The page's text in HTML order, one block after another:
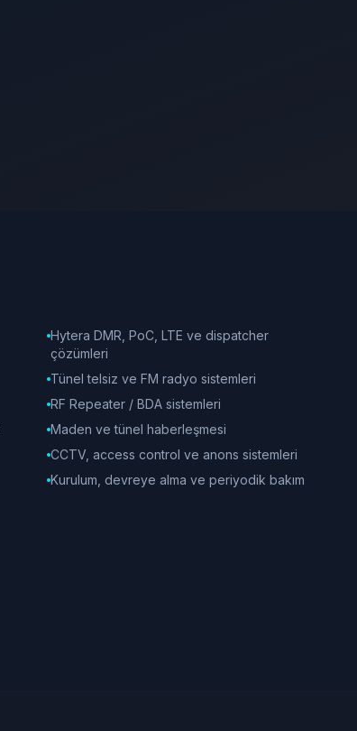
Hytera DMR, PoC, LTE ve dispatcher
çözümleri
Tünel telsiz ve FM radyo sistemleri
RF Repeater / BDA sistemleri
Maden ve tünel haberleşmesi
CCTV, access control ve anons sistemleri
Kurulum, devreye alma ve periyodik bakım